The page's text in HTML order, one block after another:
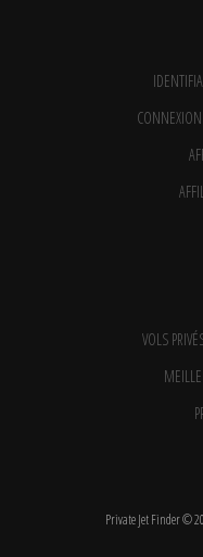
VOLS
Private Jet Finder ©